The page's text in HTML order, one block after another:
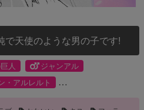
天使のような男の子です!
人
ジャンアル
・アルレルト